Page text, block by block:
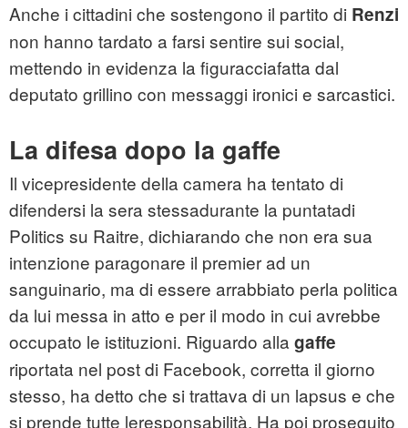
Anche i cittadini che sostengono il partito di Renzi
non hanno tardato a farsi sentire sui social,
mettendo in evidenza la figuracciafatta dal
deputato grillino con messaggi ironici e sarcastici.
La difesa dopo la gaffe
Il vicepresidente della camera ha tentato di
difendersi la sera stessadurante la puntatadi
Politics su Raitre, dichiarando che non era sua
intenzione paragonare il premier ad un
sanguinario, ma di essere arrabbiato perla politica
da lui messa in atto e per il modo in cui avrebbe
occupato le istituzioni. Riguardo alla gaffe
riportata nel post di Facebook, corretta il giorno
stesso, ha detto che si trattava di un lapsus e che
si prende tutte leresponsabilità. Ha poi proseguito